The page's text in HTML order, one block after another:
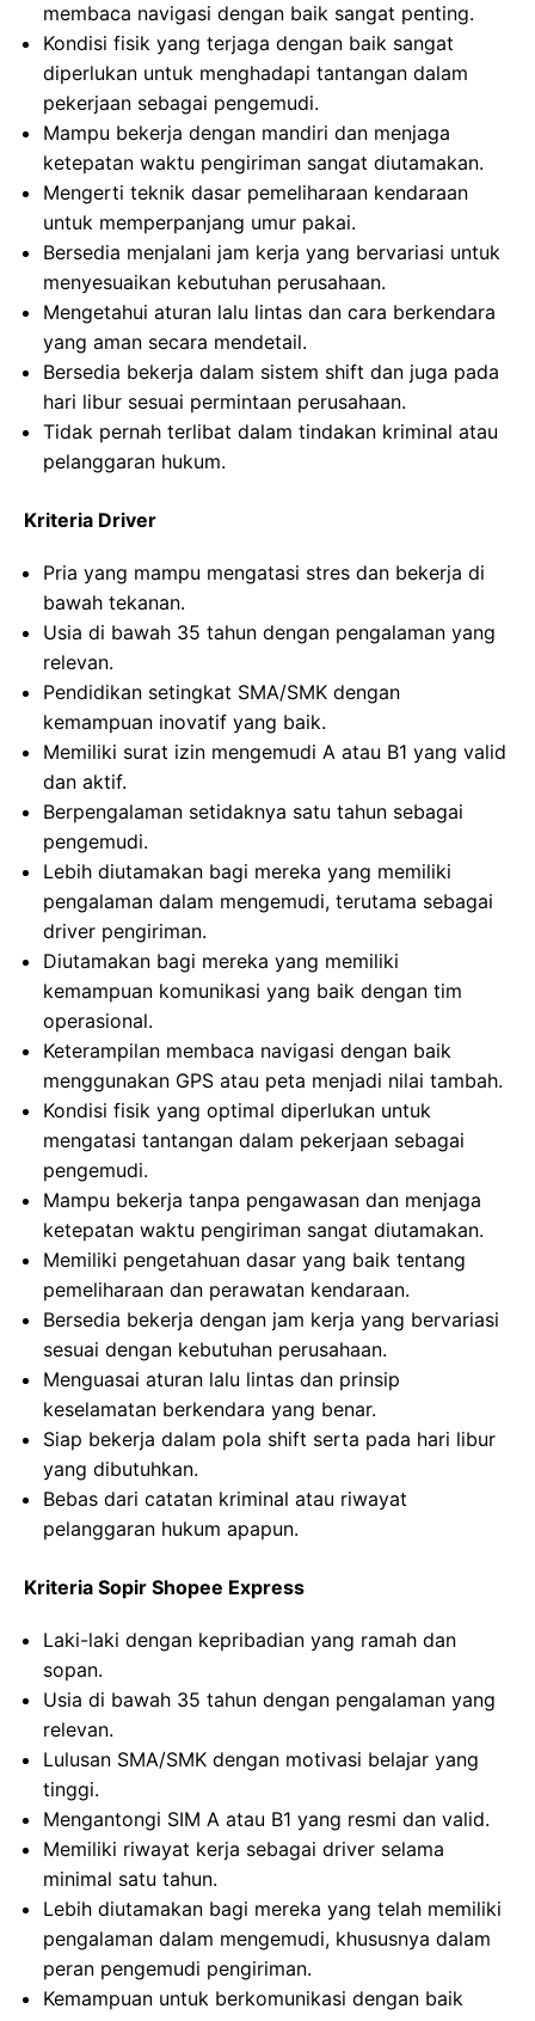
membaca navigasi dengan baik sangat penting.
Kondisi fisik yang terjaga dengan baik sangat
diperlukan untuk menghadapi tantangan dalam
pekerjaan sebagai pengemudi.
Mampu bekerja dengan mandiri dan menjaga
ketepatan waktu pengiriman sangat diutamakan.
Mengerti teknik dasar pemeliharaan kendaraan
untuk memperpanjang umur pakai.
Bersedia menjalani jam kerja yang bervariasi untuk
menyesuaikan kebutuhan perusahaan.
Mengetahui aturan lalu lintas dan cara berkendara
yang aman secara mendetail.
Bersedia bekerja dalam sistem shift dan juga pada
hari libur sesuai permintaan perusahaan.
Tidak pernah terlibat dalam tindakan kriminal atau
pelanggaran hukum.
Kriteria Driver
Pria yang mampu mengatasi stres dan bekerja di
bawah tekanan.
Usia di bawah 35 tahun dengan pengalaman yang
relevan.
Pendidikan setingkat SMA/SMK dengan
kemampuan inovatif yang baik.
Memiliki surat izin mengemudi A atau B1 yang valid
dan aktif.
Berpengalaman setidaknya satu tahun sebagai
pengemudi.
Lebih diutamakan bagi mereka yang memiliki
pengalaman dalam mengemudi, terutama sebagai
driver pengiriman.
Diutamakan bagi mereka yang memiliki
kemampuan komunikasi yang baik dengan tim
operasional.
Keterampilan membaca navigasi dengan baik
menggunakan GPS atau peta menjadi nilai tambah.
Kondisi fisik yang optimal diperlukan untuk
mengatasi tantangan dalam pekerjaan sebagai
pengemudi.
Mampu bekerja tanpa pengawasan dan menjaga
ketepatan waktu pengiriman sangat diutamakan.
Memiliki pengetahuan dasar yang baik tentang
pemeliharaan dan perawatan kendaraan.
Bersedia bekerja dengan jam kerja yang bervariasi
sesuai dengan kebutuhan perusahaan.
Menguasai aturan lalu lintas dan prinsip
keselamatan berkendara yang benar.
Siap bekerja dalam pola shift serta pada hari libur
yang dibutuhkan.
Bebas dari catatan kriminal atau riwayat
pelanggaran hukum apapun.
Kriteria Sopir Shopee Express
Laki-laki dengan kepribadian yang ramah dan
sopan.
Usia di bawah 35 tahun dengan pengalaman yang
relevan.
Lulusan SMA/SMK dengan motivasi belajar yang
tinggi.
Mengantongi SIM A atau B1 yang resmi dan valid.
Memiliki riwayat kerja sebagai driver selama
minimal satu tahun.
Lebih diutamakan bagi mereka yang telah memiliki
pengalaman dalam mengemudi, khususnya dalam
peran pengemudi pengiriman.
Kemampuan untuk berkomunikasi dengan baik